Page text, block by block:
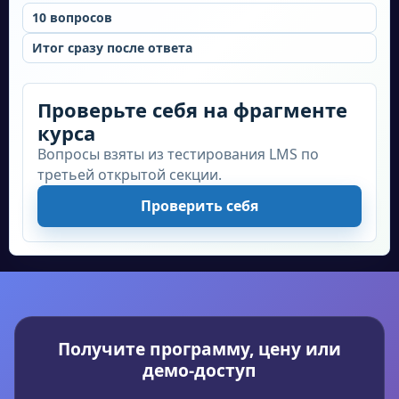
Текст перечисления
Разработка и реализация стратегии
Создание и публикация контента
Управление репутацией компании в
социальных сетях
Мониторинг и анализ взаимодействия
аудитории с постами
Проведение рекламных кампаний в
социальных сетях
В современном мире профессия SMM-
10 вопросов
Итог сразу после ответа
Проверьте себя на фрагменте
курса
Вопросы взяты из тестирования LMS по
третьей открытой секции.
Проверить себя
Получите программу, цену или
демо-доступ